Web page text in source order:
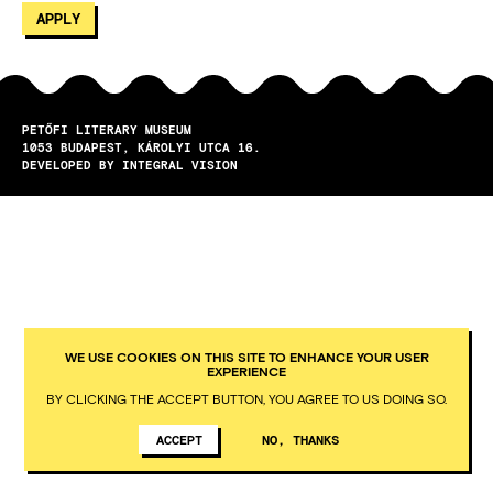
PETŐFI LITERARY MUSEUM
1053
BUDAPEST
KÁROLYI UTCA 16.
DEVELOPED BY INTEGRAL VISION
WE USE COOKIES ON THIS SITE TO ENHANCE YOUR USER
EXPERIENCE
BY CLICKING THE ACCEPT BUTTON, YOU AGREE TO US DOING SO.
ACCEPT NO, THANKS